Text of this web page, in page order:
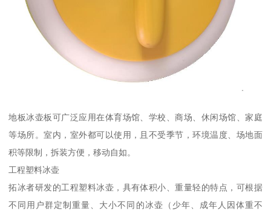
地板冰壶板可广泛应用在体育场馆、学校、商场、休闲场馆、家庭
等场所。室内，室外都可以使用，且不受季节，环境温度、场地面
积等限制，拆装方便，移动自如。
工程塑料冰壶
拓冰者研发的工程塑料冰壶，具有体积小、重量轻的特点，可根据
不同用户群定制重量、大小不同的冰壶（少年、成年人因体重不